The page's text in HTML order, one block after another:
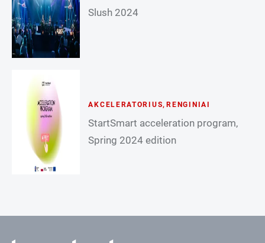
Slush 2024
AKCELERATORIUS, RENGINIAI
StartSmart acceleration program,
Spring 2024 edition